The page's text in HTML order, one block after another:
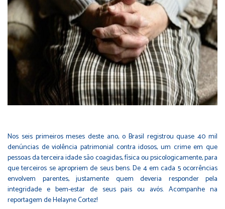
Nos seis primeiros meses deste ano, o Brasil registrou quase 40 mil
denúncias de violência patrimonial contra idosos, um crime em que
pessoas da terceira idade são coagidas, física ou psicologicamente, para
que terceiros se apropriem de seus bens. De 4 em cada 5 ocorrências
envolvem parentes, justamente quem deveria responder pela
integridade e bem-estar de seus pais ou avós. Acompanhe na
reportagem de Helayne Cortez!